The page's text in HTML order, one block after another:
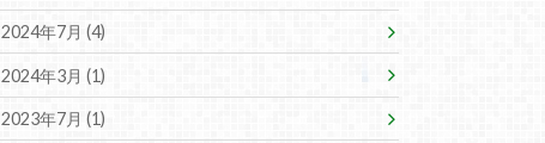
2024年7月 (4)
2024年3月 (1)
2023年7月 (1)